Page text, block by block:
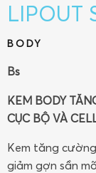
LIPOUT
BODY
Bs
KEM BODY
CỤC BỘ VÀ
Kem tăng
giảm gợn sần